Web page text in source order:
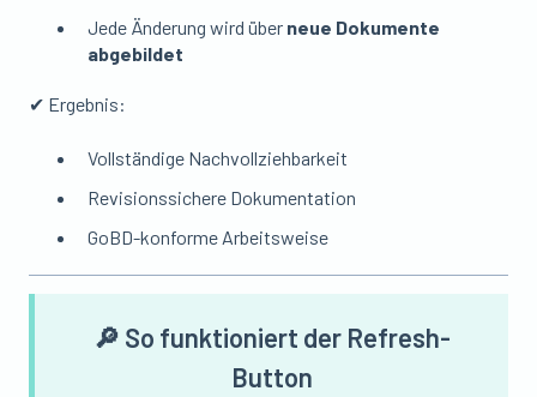
Jede Änderung wird über neue Dokumente
abgebildet
✔ Ergebnis:
Vollständige Nachvollziehbarkeit
Revisionssichere Dokumentation
GoBD-konforme Arbeitsweise
🔎 So funktioniert der Refresh-
Button